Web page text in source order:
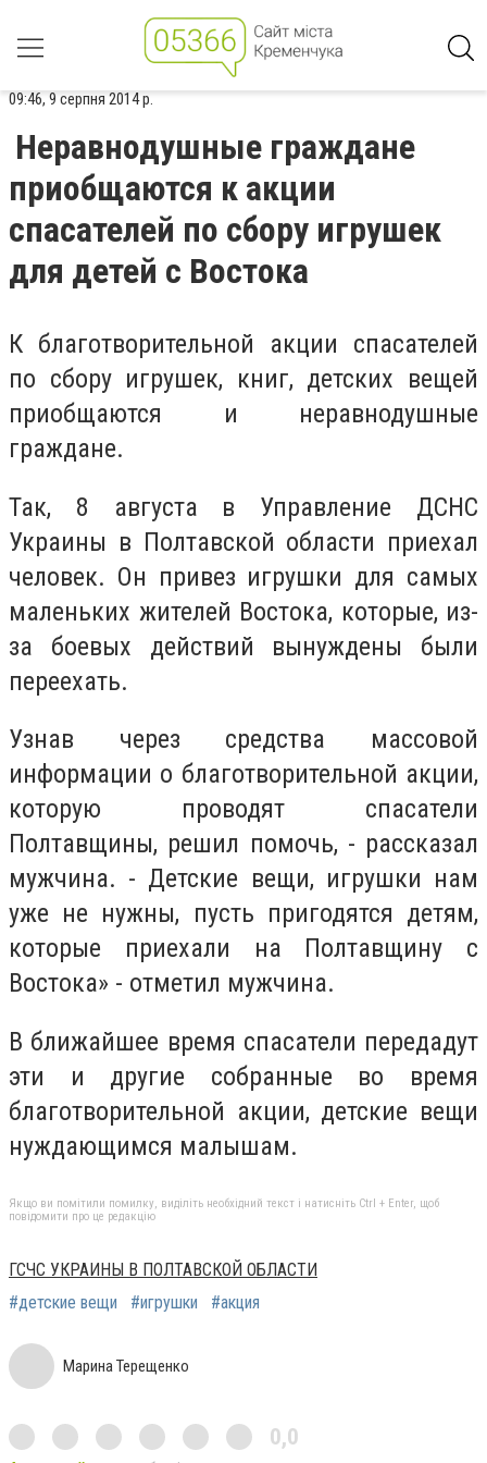
09:46, 9 серпня 2014 р.
Неравнодушные граждане
приобщаются к акции
спасателей по сбору игрушек
для детей с Востока
К благотворительной акции спасателей
по сбору игрушек, книг, детских вещей
приобщаются и неравнодушные
граждане.
Так, 8 августа в Управление ДСНС
Украины в Полтавской области приехал
человек. Он привез игрушки для самых
маленьких жителей Востока, которые, из-
за боевых действий вынуждены были
переехать.
Узнав через средства массовой
информации о благотворительной акции,
которую проводят спасатели
Полтавщины, решил помочь, - рассказал
мужчина. - Детские вещи, игрушки нам
уже не нужны, пусть пригодятся детям,
которые приехали на Полтавщину с
Востока» - отметил мужчина.
В ближайшее время спасатели передадут
эти и другие собранные во время
благотворительной акции, детские вещи
нуждающимся малышам.
Якщо ви помітили помилку, виділіть необхідний текст і натисніть Ctrl + Enter, щоб
повідомити про це редакцію
ГСЧС УКРАИНЫ В ПОЛТАВСКОЙ ОБЛАСТИ
#детские вещи
#игрушки #акция
Марина Терещенко
0,0